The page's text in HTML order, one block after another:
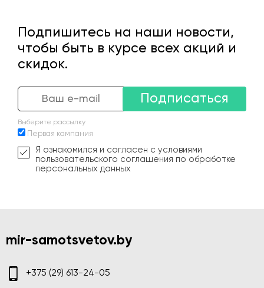
Подпишитесь на наши новости,
чтобы быть в курсе всех акций и
скидок.
Подписаться
Выберите рассылку
Первая кампания
Я ознакомился и согласен с условиями
пользовательского соглашения по обработке
персональных данных
mir-samotsvetov.by
+375 (29) 613-24-05